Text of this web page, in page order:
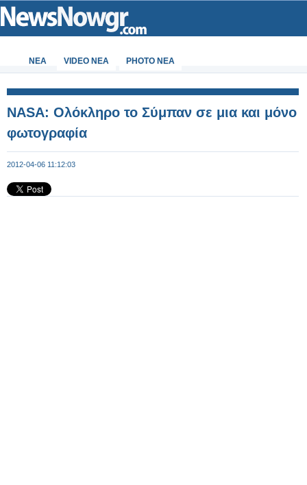
ΝΕΑ VIDEO NEA PHOTO NEA
NASA: Ολόκληρο το Σύμπαν σε μια και μόνο
φωτογραφία
2012-04-06 11:12:03